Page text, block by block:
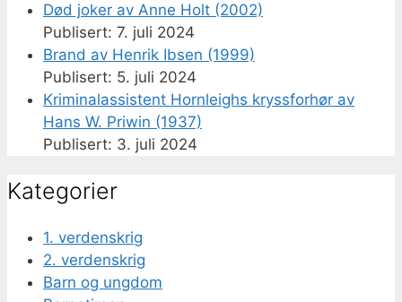
Død joker av Anne Holt (2002)
7. juli 2024
Brand av Henrik Ibsen (1999)
5. juli 2024
Kriminalassistent Hornleighs kryssforhør av
Hans W. Priwin (1937)
3. juli 2024
Kategorier
1. verdenskrig
2. verdenskrig
Barn og ungdom